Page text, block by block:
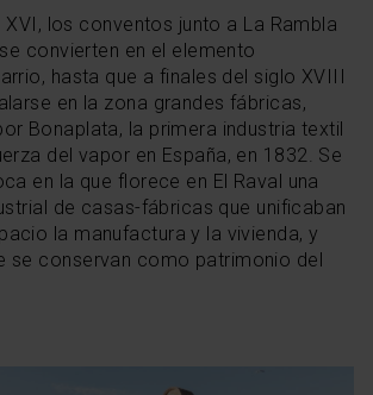
los conventos junto a La Rambla
convierten en el elemento
hasta que a finales del siglo XVIII
en la zona grandes fábricas,
Bonaplata, la primera industria textil
del vapor en España, en 1832. Se
en la que florece en El Raval una
de casas-fábricas que unificaban
la manufactura y la vivienda, y
se conservan como patrimonio del